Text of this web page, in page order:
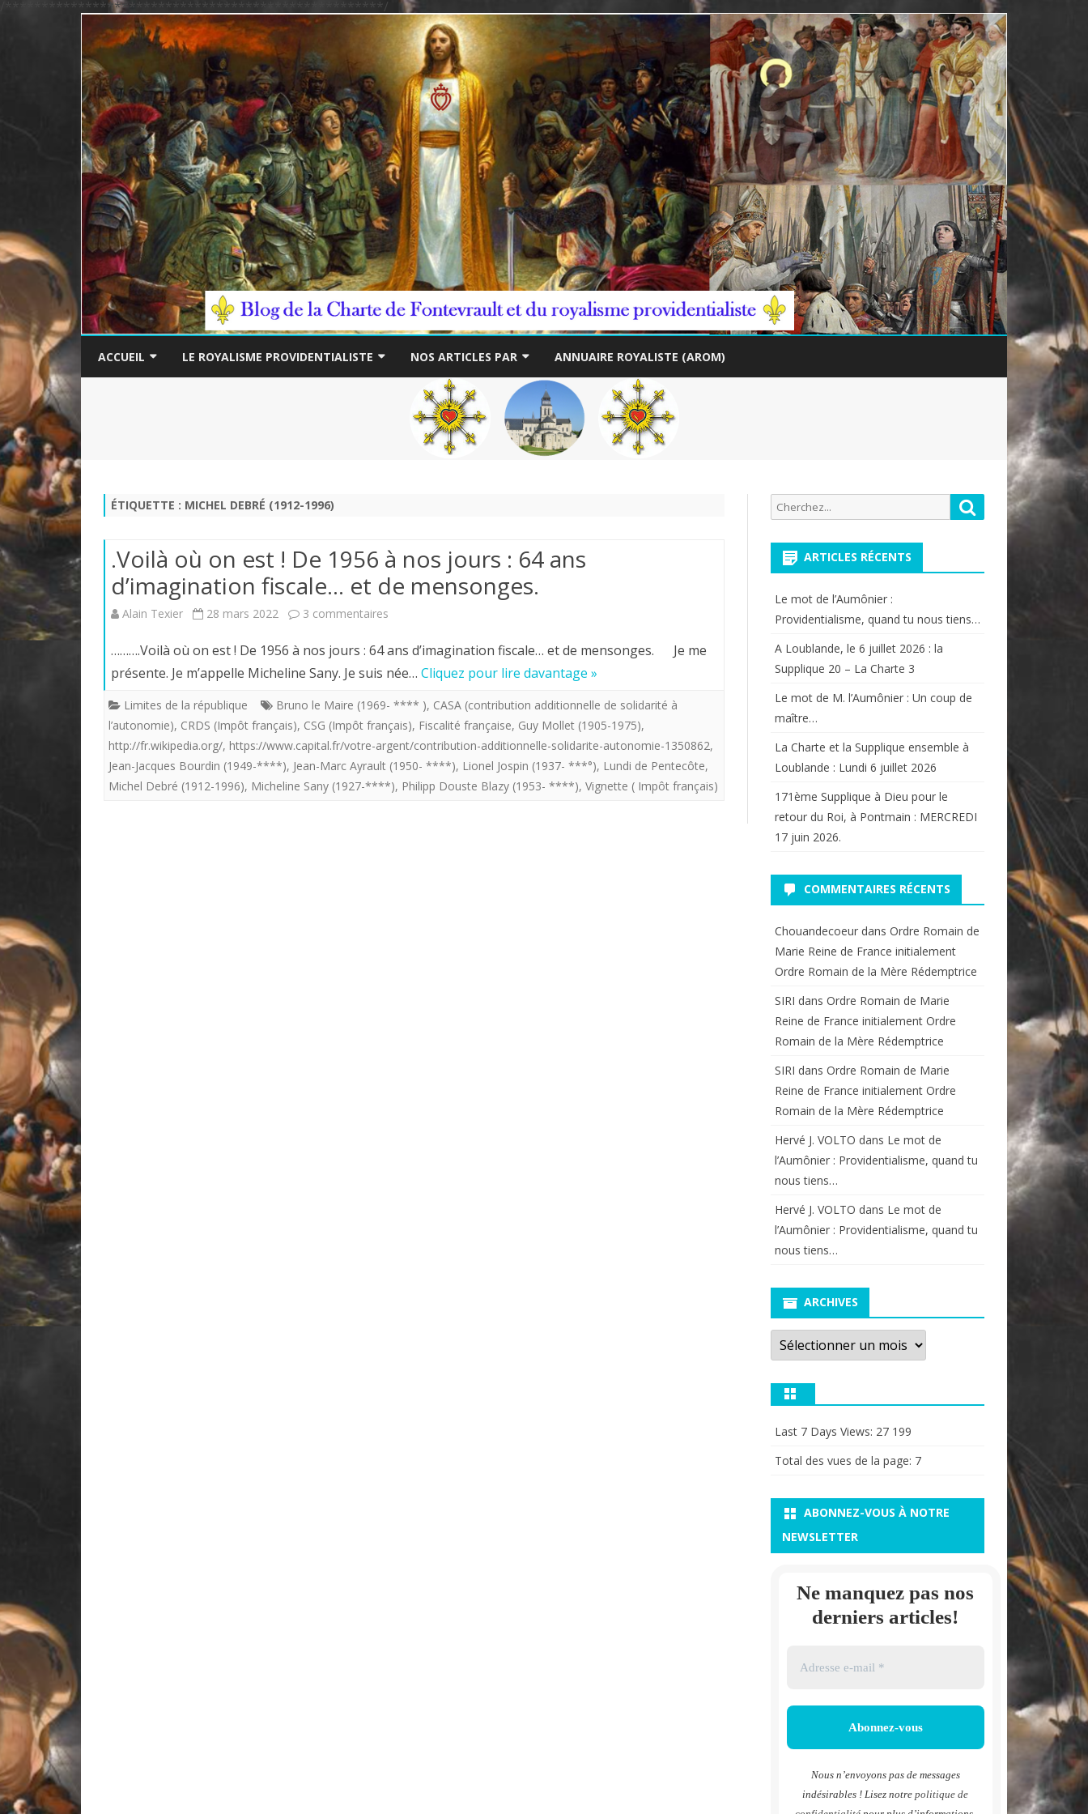
/****************************************************/
to
ACCUEIL LE ROYALISME PROVIDENTIALISTE NOS ARTICLES PAR
THÉME
AUTEUR
ANNUAIRE ROYALISTE (AROM)
ÉTIQUETTE : MICHEL DEBRÉ (1912-1996)
.Voilà où on est ! De 1956 à nos jours : 64 ans
d’imagination fiscale… et de mensonges.
Alain Texier 28 mars 2022 3 commentaires
où
on
est
!
De
……….Voilà où on est ! De 1956 à nos jours : 64 ans d’imagination fiscale… et de mensonges. Je me
présente. Je m’appelle Micheline Sany. Je suis née… Cliquez pour lire davantage »
Limites de la république Bruno le Maire (1969- **** ), CASA (contribution additionnelle de solidarité à
l’autonomie), CRDS (Impôt français), CSG (Impôt français), Fiscalité française, Guy Mollet (1905-1975),
http://fr.wikipedia.org/, https://www.capital.fr/votre-argent/contribution-additionnelle-solidarite-autonomie-1350862,
Jean-Jacques Bourdin (1949-****), Jean-Marc Ayrault (1950- ****), Lionel Jospin (1937- ***°), Lundi de Pentecôte,
Michel Debré (1912-1996), Micheline Sany (1927-****), Philipp Douste Blazy (1953- ****), Vignette ( Impôt français)
Recherche
pour:
Rechercher
ARTICLES RÉCENTS
Le mot de l’Aumônier :
Providentialisme, quand tu nous tiens…
A Loublande, le 6 juillet 2026 : la
Supplique 20 – La Charte 3
Le mot de M. l’Aumônier : Un coup de
maître…
La Charte et la Supplique ensemble à
Loublande : Lundi 6 juillet 2026
171ème Supplique à Dieu pour le
retour du Roi, à Pontmain : MERCREDI
17 juin 2026.
COMMENTAIRES RÉCENTS
Chouandecoeurdans Ordre Romain de
Marie Reine de France initialement
Ordre Romain de la Mère Rédemptrice
SIRI dans Ordre Romain de Marie
Reine de France initialement Ordre
Romain de la Mère Rédemptrice
SIRI dans Ordre Romain de Marie
Reine de France initialement Ordre
Romain de la Mère Rédemptrice
Hervé J. VOLTO dans Le mot de
l’Aumônier : Providentialisme, quand tu
nous tiens…
Hervé J. VOLTO dans Le mot de
l’Aumônier : Providentialisme, quand tu
nous tiens…
ARCHIVES
Archives
Last 7 Days Views: 27 199
Total des vues de la page: 7
ABONNEZ-VOUS À NOTRE
NEWSLETTER
Ne manquez pas nos
derniers articles!
Nous n’envoyons pas de messages
indésirables ! Lisez notrepolitique de